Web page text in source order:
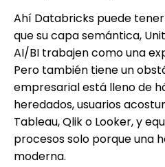
Ahí Databricks puede
que su capa semántica,
AI/BI trabajen como una
Pero también tiene un
empresarial está lleno de
heredados, usuarios
Tableau, Qlik o Looker, y
procesos solo porque una
moderna.